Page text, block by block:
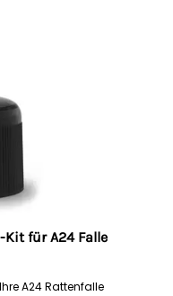
für A24 Falle
A24 Rattenfalle